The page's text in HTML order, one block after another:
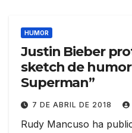
HUMOR
Justin Bieber
sketch de humor
Superman”
7 DE ABRIL DE 2018
Rudy Mancuso ha